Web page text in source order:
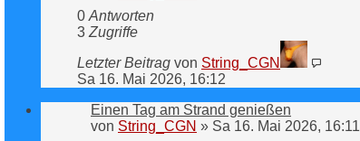
0 Antworten
3 Zugriffe
Letzter Beitrag von String_CGN
Sa 16. Mai 2026, 16:12
Einen Tag am Strand genießen
von String_CGN » Sa 16. Mai 2026, 16:11